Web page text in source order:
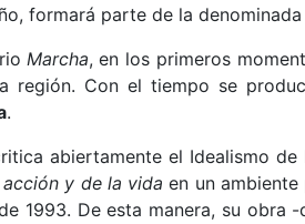
formará parte de la
Marcha, en los primeros
región. Con el tiempo se
.
abiertamente el Idealismo
y de la vidaen un
1993. De esta manera, su obra